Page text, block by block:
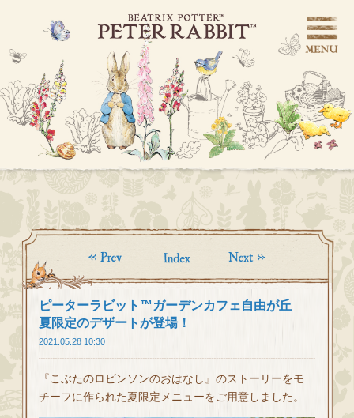
ピーターラビット™ガーデンカフェ自由が丘
夏限定のデザートが登場！
2021.05.28 10:30
『こぶたのロビンソンのおはなし』のストーリーをモ
チーフに作られた夏限定メニューをご用意しました。